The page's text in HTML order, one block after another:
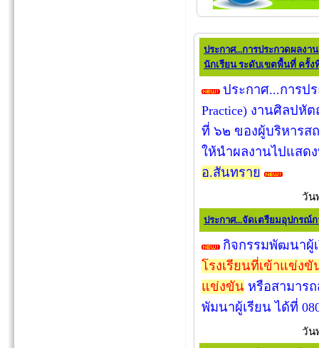
ประกาศ...การประกวดผลงา
นักเรียน ระดับเขตพื้นที่ ครั้ง
ประกาศ...การป
Practice) งานศิลปหั
ที่ ๖๒ ของผู้บริหารส
ให้นำผลงานไปแสด
อ.สันทราย
วัน
ประกาศ...จัดเตรียมอุปกรณ์
กิจกรรมพัฒนาผู้
โรงเรียนที่เข้าแข่ง
แข่งขัน หรือสามาร
พัมนาผู้เรียน ได้ที่
วัน